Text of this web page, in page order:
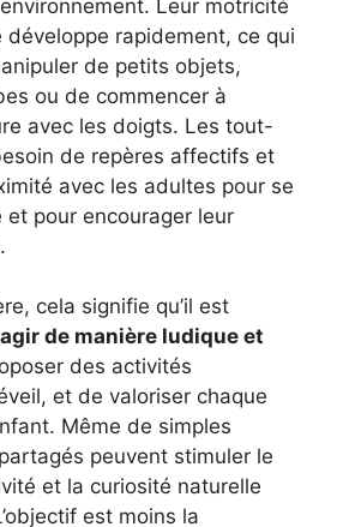
Leur motricité
rapidement, ce qui
de petits objets,
ou de commencer à
avec les doigts. Les tout-
de repères affectifs et
avec les adultes pour se
et pour encourager leur
cela signifie qu’il est
de manière ludique et
des activités
et de valoriser chaque
Même de simples
peuvent stimuler le
et la curiosité naturelle
est moins la